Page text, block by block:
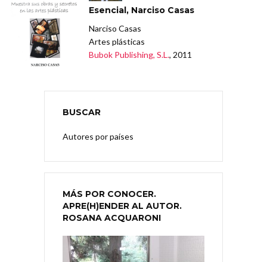
Esencial, Narciso Casas
Narciso Casas
Artes plásticas
Bubok Publishing, S.L., 2011
BUSCAR
Autores por países
MÁS POR CONOCER.
APRE(H)ENDER AL AUTOR.
ROSANA ACQUARONI